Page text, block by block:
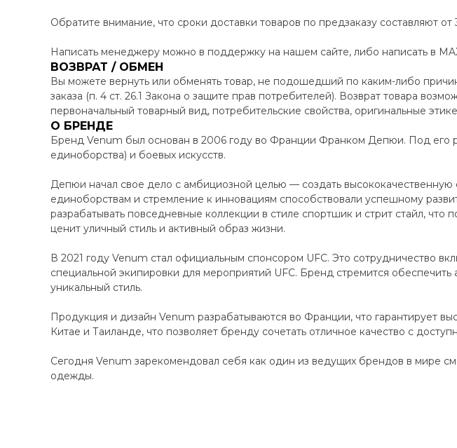
Обратите внимание, что сроки доставки товаров по предзаказу составляют от
Написать менеджеру можно в поддержку на нашем сайте, либо написать в
ВОЗВРАТ / ОБМЕН
Вы можете вернуть или обменять товар, не подошедший по каким-либо
заказа (п. 4 ст. 26.1 Закона о защите прав потребителей). Возврат товара
первоначальный товарный вид, потребительские свойства, оригинальные
О БРЕНДЕ
Бренд Venum был основан в 2006 году во Франции Франком Депюи. Под
единоборства) и боевых искусств.
Депюи начал свое дело с амбициозной целью — создать высококачественную
единоборствам и стремление к инновациям способствовали успешному
разрабатывать повседневные коллекции в стиле спортшик и стрит стайл,
ценит уличный стиль и активный образ жизни.
В 2021 году Venum стал официальным спонсором UFC. Это сотрудничество
специальной экипировки для мероприятий UFC. Бренд стремится
уникальный стиль.
Продукция и дизайн Venum разрабатываются во Франции, что гарантирует
Китае и Таиланде, что позволяет бренду сочетать отличное качество с
Сегодня Venum зарекомендовал себя как один из ведущих брендов в мире
одежды.